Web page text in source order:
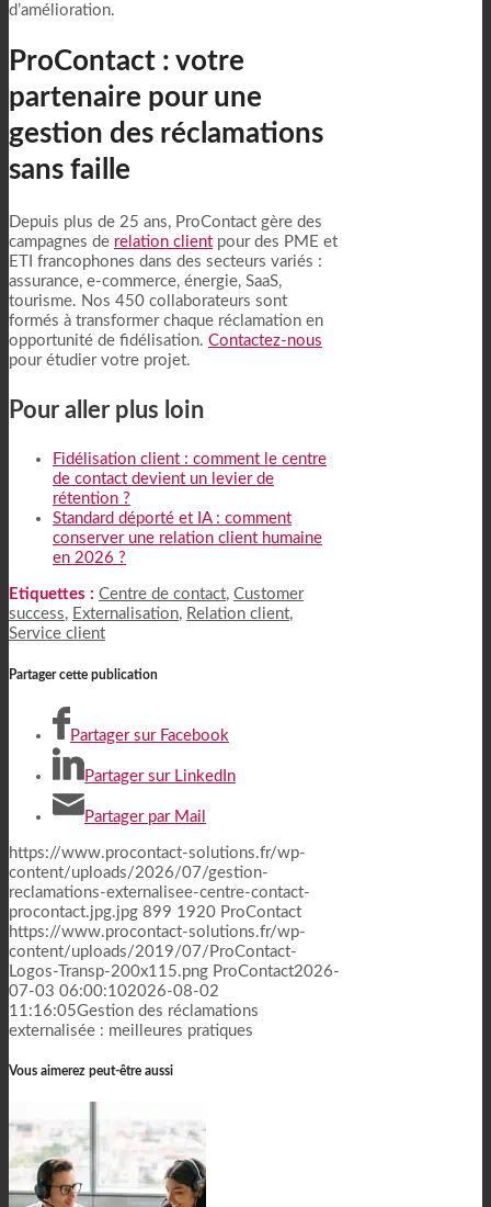
d’amélioration.
ProContact : votre
partenaire pour une
gestion des réclamations
sans faille
Depuis plus de 25 ans, ProContact gère des
campagnes de relation client pour des PME et
ETI francophones dans des secteurs variés :
assurance, e-commerce, énergie, SaaS,
tourisme. Nos 450 collaborateurs sont
formés à transformer chaque réclamation en
opportunité de fidélisation. Contactez-nous
pour étudier votre projet.
Pour aller plus loin
Fidélisation client : comment le centre
de contact devient un levier de
rétention ?
Standard déporté et IA : comment
conserver une relation client humaine
en 2026 ?
Etiquettes : Centre de contact, Customer
success, Externalisation, Relation client,
Service client
Partager cette publication
Partager sur Facebook
Partager sur LinkedIn
Partager par Mail
https://www.procontact-solutions.fr/wp-
content/uploads/2026/07/gestion-
reclamations-externalisee-centre-contact-
procontact.jpg.jpg 899 1920 ProContact
https://www.procontact-solutions.fr/wp-
content/uploads/2019/07/ProContact-
Logos-Transp-200x115.png ProContact2026-
07-03 06:00:102026-08-02
11:16:05Gestion des réclamations
externalisée : meilleures pratiques
Vous aimerez peut-être aussi